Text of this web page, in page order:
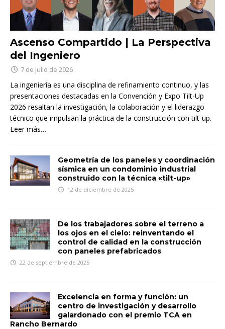
Ascenso Compartido | La Perspectiva
del Ingeniero
7 de julio de 2026
La ingeniería es una disciplina de refinamiento continuo, y las
presentaciones destacadas en la Convención y Expo Tilt-Up
2026 resaltan la investigación, la colaboración y el liderazgo
técnico que impulsan la práctica de la construcción con tilt-up.
Leer más…
Geometría de los paneles y coordinación
sísmica en un condominio industrial
construido con la técnica «tilt-up»
12 de diciembre de 2025
De los trabajadores sobre el terreno a
los ojos en el cielo: reinventando el
control de calidad en la construcción
con paneles prefabricados
22 de septiembre de 2025
Excelencia en forma y función: un
centro de investigación y desarrollo
galardonado con el premio TCA en
Rancho Bernardo